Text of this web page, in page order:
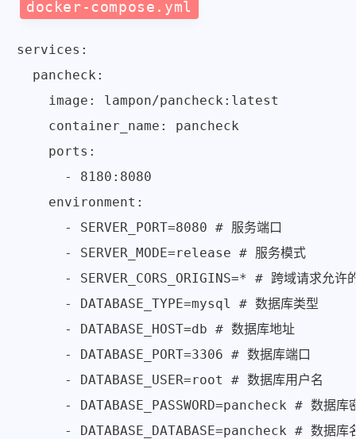
docker-compose.yml
services:
  pancheck:
    image: lampon/pancheck:latest
    container_name: pancheck
    ports:
      - 8180:8080
    environment:
      - SERVER_PORT=8080 # 服务端口
      - SERVER_MODE=release # 服务模式
- SERVER_CORS_ORIGINS=* # 跨域请求允许
      - DATABASE_TYPE=mysql # 数据库类型
      - DATABASE_HOST=db # 数据库地址
      - DATABASE_PORT=3306 # 数据库端口
      - DATABASE_USER=root # 数据库用户名
- DATABASE_PASSWORD=pancheck # 数据库密
- DATABASE_DATABASE=pancheck # 数据库